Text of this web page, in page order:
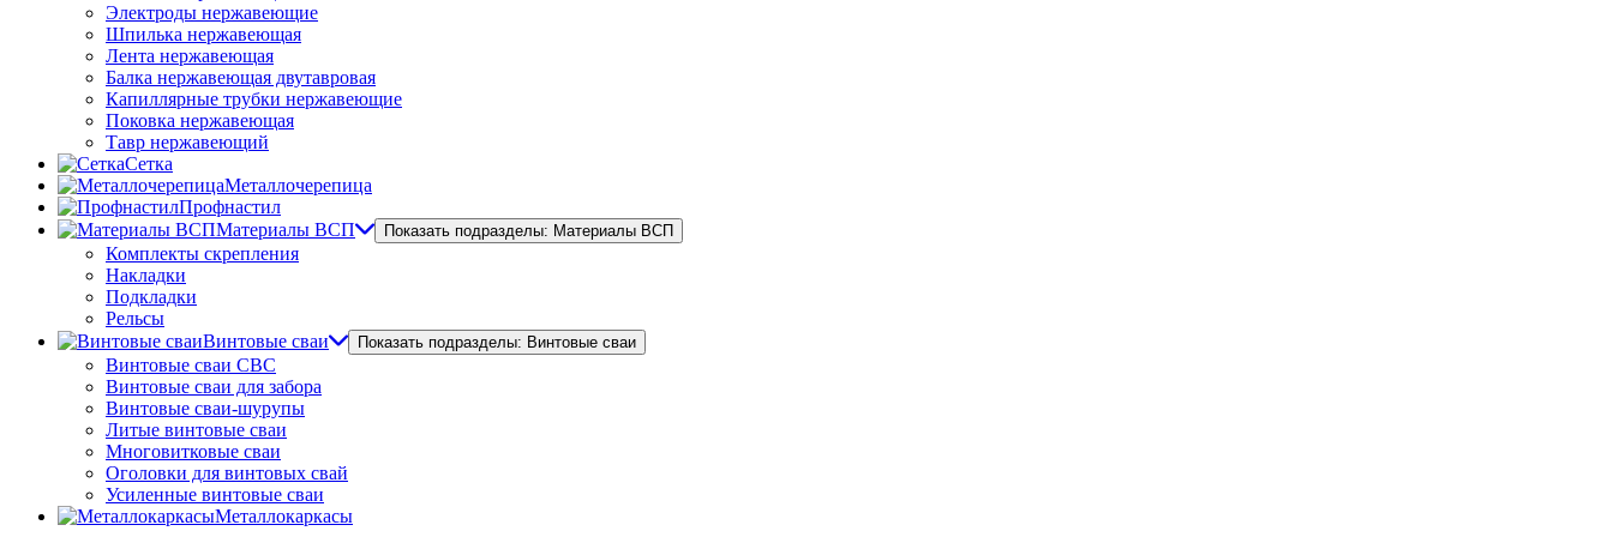
Электроды нержавеющие
Шпилька нержавеющая
Лента нержавеющая
Балка нержавеющая двутавровая
Капиллярные трубки нержавеющие
Поковка нержавеющая
Тавр нержавеющий
Сетка
Металлочерепица
Профнастил
Материалы ВСП
Показать подразделы: Материалы ВСП
Комплекты скрепления
Накладки
Подкладки
Рельсы
Винтовые сваи
Показать подразделы: Винтовые сваи
Винтовые сваи СВС
Винтовые сваи для забора
Винтовые сваи-шурупы
Литые винтовые сваи
Многовитковые сваи
Оголовки для винтовых свай
Усиленные винтовые сваи
Металлокаркасы